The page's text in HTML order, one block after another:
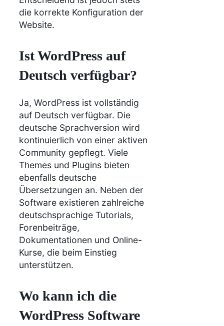
die korrekte Konfiguration der
Website.
Ist WordPress auf
Deutsch verfügbar?
Ja, WordPress ist vollständig
auf Deutsch verfügbar. Die
deutsche Sprachversion wird
kontinuierlich von einer aktiven
Community gepflegt. Viele
Themes und Plugins bieten
ebenfalls deutsche
Übersetzungen an. Neben der
Software existieren zahlreiche
deutschsprachige Tutorials,
Forenbeiträge,
Dokumentationen und Online-
Kurse, die beim Einstieg
unterstützen.
Wo kann ich die
WordPress Software